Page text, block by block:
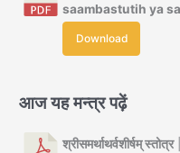
saambastutih ya
Download
आज यह मन्त्र पढ़ें
श्रीसमर्थाथर्वशीर्षम् स्तोत्र|